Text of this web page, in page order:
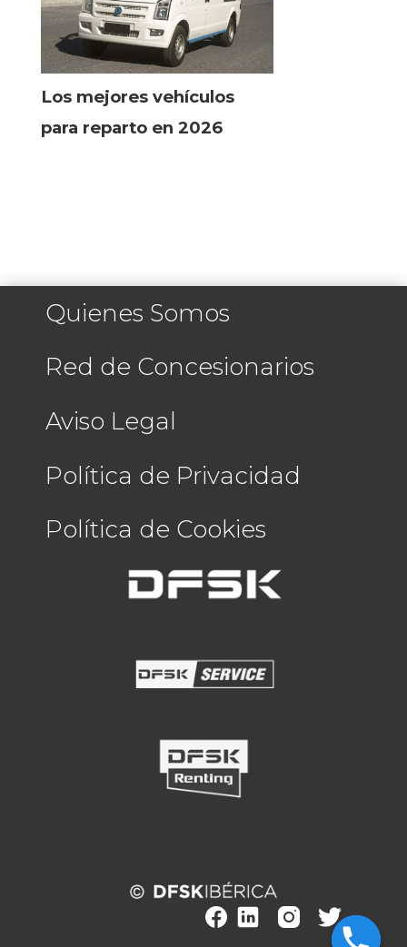
Los mejores vehículos
para reparto en 2026
Quienes Somos
Red de Concesionarios
Aviso Legal
Política de Privacidad
Política de Cookies